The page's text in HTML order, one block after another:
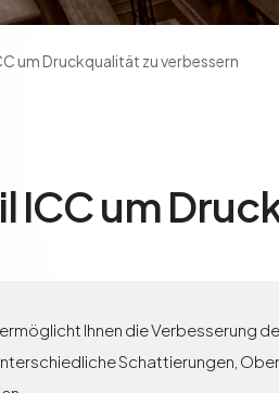
um Druckqualität zu verbessern
ICC um
Ihnen die Verbesserung
Schattierungen,